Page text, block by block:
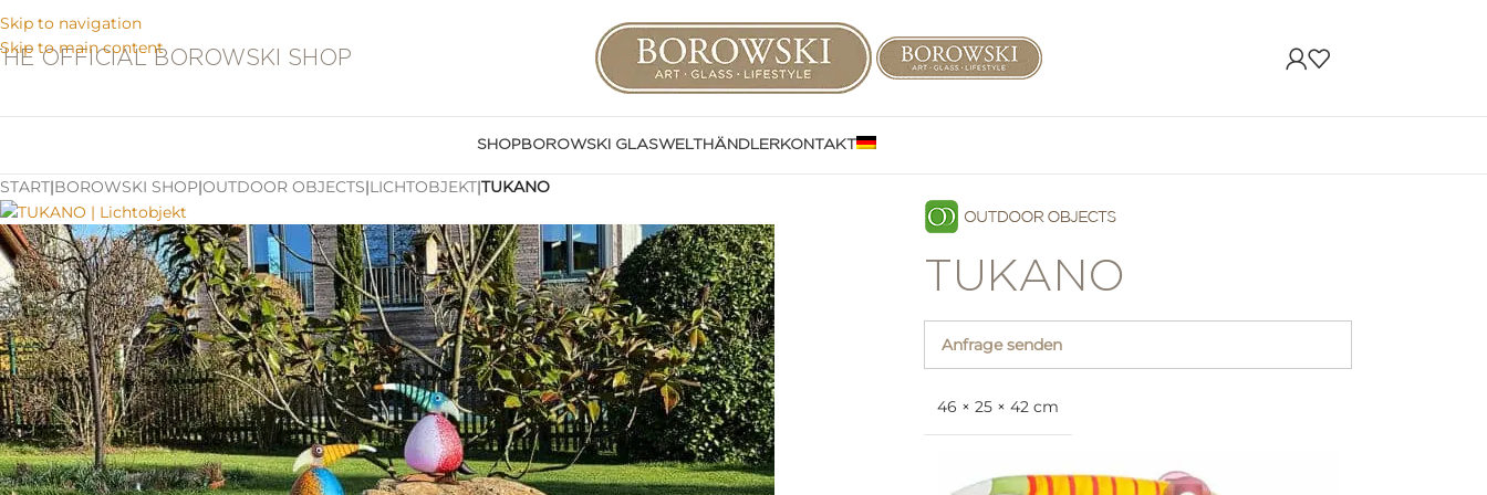
Skip to navigation
Skip to main content
OFFICIAL BOROWSKI SHOP
SHOPBOROWSKI GLASWELTHÄNDLERKONTAKT
START|BOROWSKI SHOP|OUTDOOR OBJECTS|LICHTOBJEKT|TUKANO
TUKANO
Anfrage senden
46 × 25 × 42 cm